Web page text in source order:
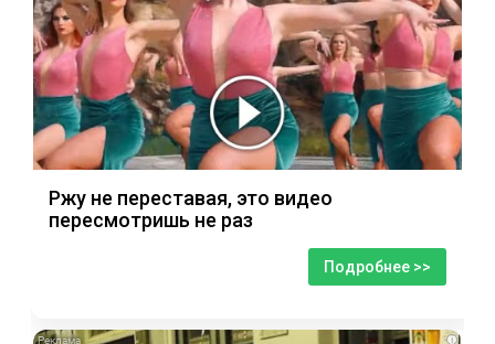
Ржу не переставая, это видео
пересмотришь не раз
Подробнее >>
i